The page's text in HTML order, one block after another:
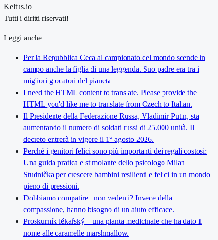
Keltus.io
Tutti i diritti riservati!
Leggi anche
Per la Repubblica Ceca al campionato del mondo scende in
campo anche la figlia di una leggenda. Suo padre era tra i
migliori giocatori del pianeta
I need the HTML content to translate. Please provide the
HTML you'd like me to translate from Czech to Italian.
Il Presidente della Federazione Russa, Vladimir Putin, sta
aumentando il numero di soldati russi di 25.000 unità. Il
decreto entrerà in vigore il 1° agosto 2026.
Perché i genitori felici sono più importanti dei regali costosi:
Una guida pratica e stimolante dello psicologo Milan
Studnička per crescere bambini resilienti e felici in un mondo
pieno di pressioni.
Dobbiamo compatire i non vedenti? Invece della
compassione, hanno bisogno di un aiuto efficace.
Proskurník lékařský – una pianta medicinale che ha dato il
nome alle caramelle marshmallow.